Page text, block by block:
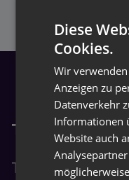
TRASER Docs
TRASER Docs ist
Diese
Cookies.
Wir
Anzeigen zu
Datenverkehr
Informationen
Website auch